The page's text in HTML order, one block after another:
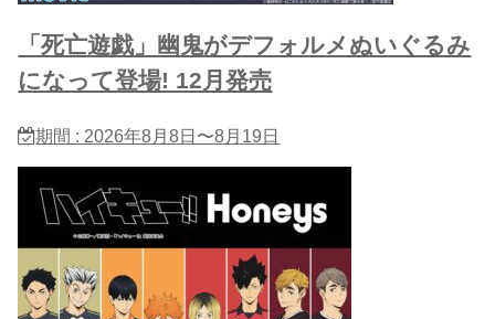
「死亡遊戯」幽鬼がデフォルメぬいぐるみ
になって登場! 12月発売
期間 : 2026年8月8日〜8月19日